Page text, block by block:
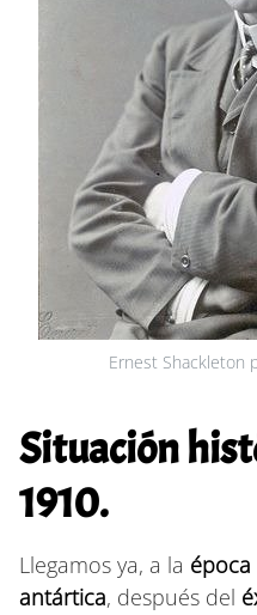
Ernest Shackleton
Situación
1910.
Llegamos ya, a la
antártica, después del